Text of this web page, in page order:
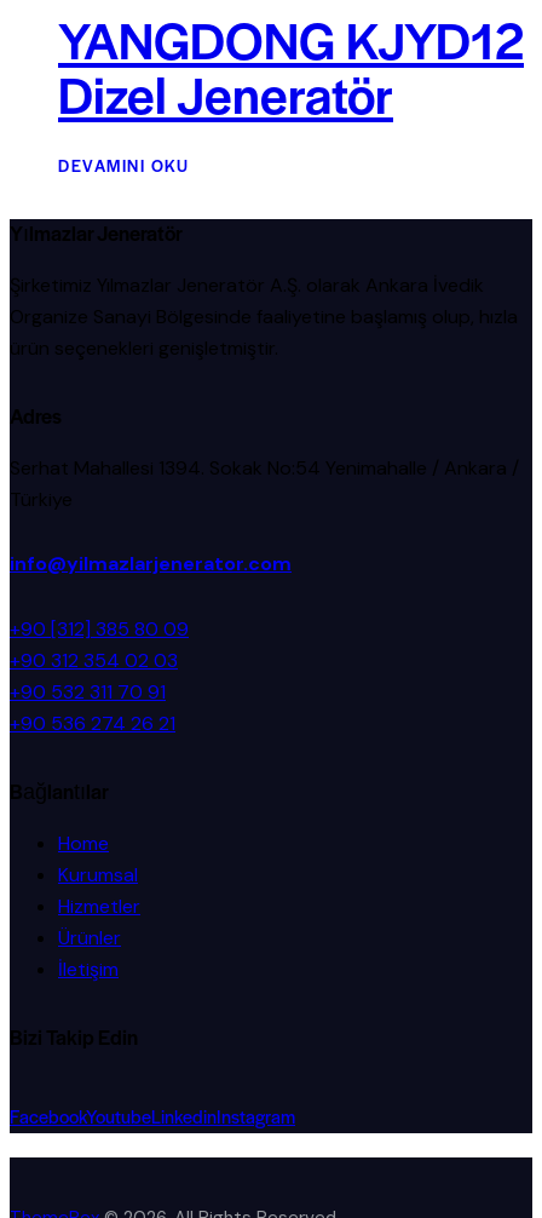
YANGDONG KJYD12
Dizel Jeneratör
DEVAMINI OKU
Yılmazlar Jeneratör
Şirketimiz Yılmazlar Jeneratör A.Ş. olarak Ankara İvedik
Organize Sanayi Bölgesinde faaliyetine başlamış olup, hızla
ürün seçenekleri genişletmiştir.
Adres
Serhat Mahallesi 1394. Sokak No:54 Yenimahalle / Ankara /
Türkiye
info@yilmazlarjenerator.com
+90 [312] 385 80 09
+90 312 354 02 03
+90 532 311 70 91
+90 536 274 26 21
Bağlantılar
Home
Kurumsal
Hizmetler
Ürünler
İletişim
Bizi Takip Edin
FacebookYoutubeLinkedinInstagram